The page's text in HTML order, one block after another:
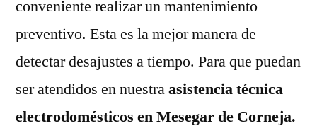
conveniente realizar un mantenimiento
preventivo. Esta es la mejor manera de
detectar desajustes a tiempo. Para que puedan
ser atendidos en nuestraasistencia técnica
electrodomésticos en Mesegar de Corneja.